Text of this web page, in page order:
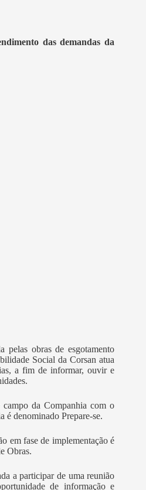
das demandas da
pelas obras de esgotamento
Social da Corsan atua
a fim de informar, ouvir e
da Companhia com o
é denominado Prepare-se.
em fase de implementação é
Obras.
a participar de uma reunião
de informação e